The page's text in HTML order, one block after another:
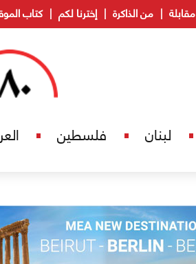
مقابلة من الذاكرة إخترنا لكم كتاب
لبنان فلسطين